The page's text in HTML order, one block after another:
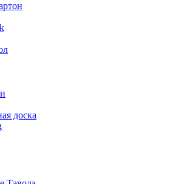
доска